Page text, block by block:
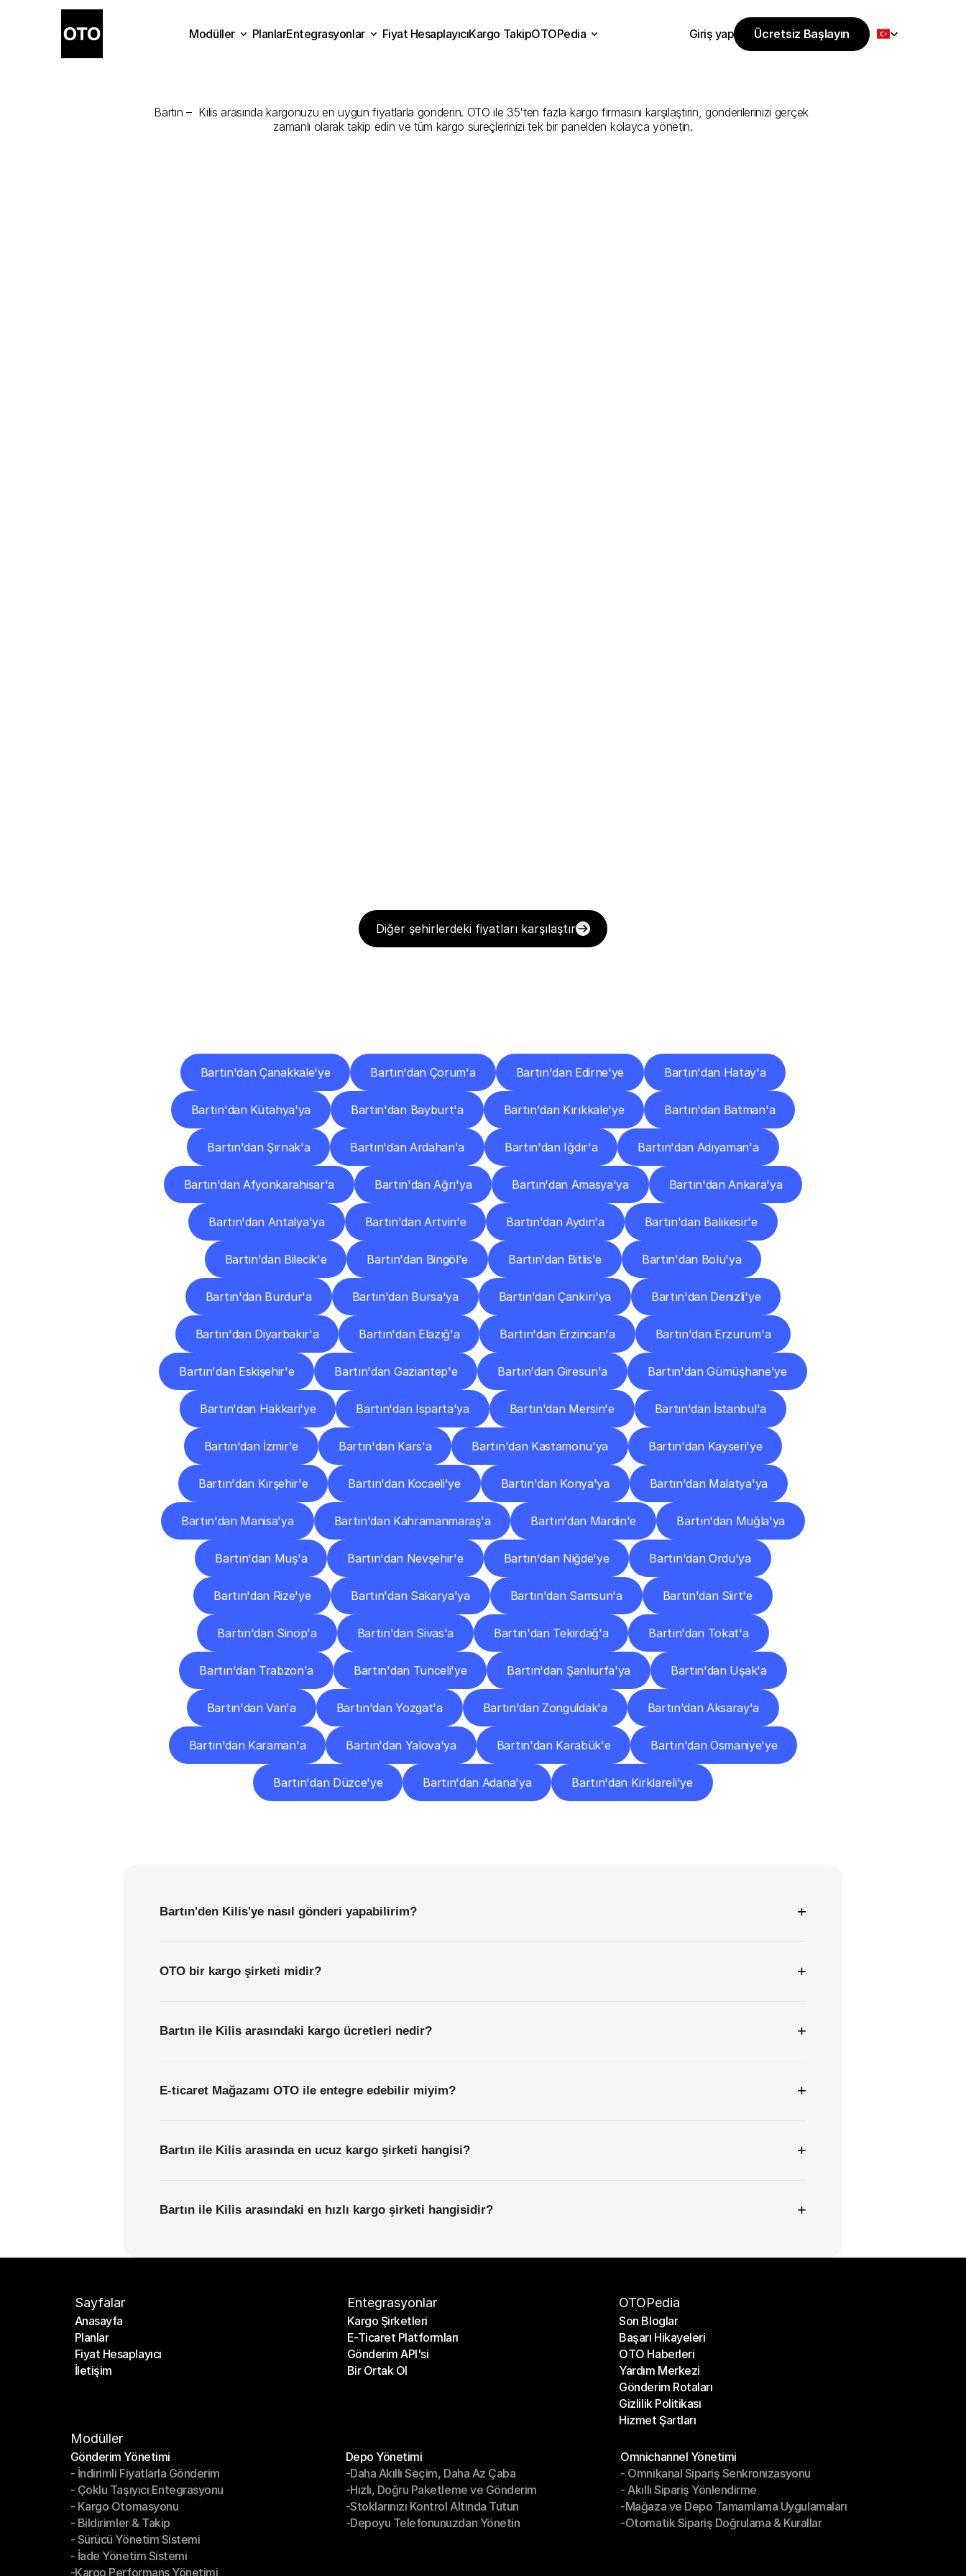
Enİyi
Bartın –  Kilis arasında kargonuzu en uygun fiyatlarla gönderin. OTO ile 35'ten fazla kargo firmasını karşılaştırın, gönderilerinizi gerçek
zamanlı olarak takip edin ve tüm kargo süreçlerinizi tek bir panelden kolayca yönetin.
Diğer şehirlerdeki fiyatları karşılaştır
Bartın'dan Çanakkale'ye Bartın'dan Çorum'a Bartın'dan Edirne'ye Bartın'dan Hatay'a
Bartın'dan Kütahya'ya Bartın'dan Bayburt'a Bartın'dan Kırıkkale'ye Bartın'dan Batman'a
Bartın'dan Şırnak'a Bartın'dan Ardahan'a Bartın'dan Iğdır'a Bartın'dan Adıyaman'a
Bartın'dan Afyonkarahisar'a Bartın'dan Ağrı'ya Bartın'dan Amasya'ya Bartın'dan Ankara'ya
Bartın'dan Antalya'ya Bartın'dan Artvin'e Bartın'dan Aydın'a Bartın'dan Balıkesir'e
Bartın'dan Bilecik'e Bartın'dan Bingöl'e Bartın'dan Bitlis'e Bartın'dan Bolu'ya
Bartın'dan Burdur'a Bartın'dan Bursa'ya Bartın'dan Çankırı'ya Bartın'dan Denizli'ye
Bartın'dan Diyarbakır'a Bartın'dan Elazığ'a Bartın'dan Erzincan'a Bartın'dan Erzurum'a
Bartın'dan Eskişehir'e Bartın'dan Gaziantep'e Bartın'dan Giresun'a Bartın'dan Gümüşhane'ye
Bartın'dan Hakkari'ye Bartın'dan Isparta'ya Bartın'dan Mersin'e Bartın'dan İstanbul'a
Bartın'dan İzmir'e Bartın'dan Kars'a Bartın'dan Kastamonu'ya Bartın'dan Kayseri'ye
Bartın'dan Kırşehir'e Bartın'dan Kocaeli'ye Bartın'dan Konya'ya Bartın'dan Malatya'ya
Bartın'dan Manisa'ya Bartın'dan Kahramanmaraş'a Bartın'dan Mardin'e Bartın'dan Muğla'ya
Bartın'dan Muş'a Bartın'dan Nevşehir'e Bartın'dan Niğde'ye Bartın'dan Ordu'ya
Bartın'dan Rize'ye Bartın'dan Sakarya'ya Bartın'dan Samsun'a Bartın'dan Siirt'e
Bartın'dan Sinop'a Bartın'dan Sivas'a Bartın'dan Tekirdağ'a Bartın'dan Tokat'a
Bartın'dan Trabzon'a Bartın'dan Tunceli'ye Bartın'dan Şanlıurfa'ya Bartın'dan Uşak'a
Bartın'dan Van'a Bartın'dan Yozgat'a Bartın'dan Zonguldak'a Bartın'dan Aksaray'a
Bartın'dan Karaman'a Bartın'dan Yalova'ya Bartın'dan Karabük'e Bartın'dan Osmaniye'ye
Bartın'dan Düzce'ye Bartın'dan Adana'ya Bartın'dan Kırklareli'ye
Bartın'den Kilis'ye nasıl gönderi yapabilirim? +
OTO bir kargo şirketi midir? +
Bartın ile Kilis arasındaki kargo ücretleri nedir? +
E-ticaret Mağazamı OTO ile entegre edebilir miyim? +
Bartın ile Kilis arasında en ucuz kargo şirketi hangisi? +
Bartın ile Kilis arasındaki en hızlı kargo şirketi hangisidir? +
Sayfalar
Anasayfa
Anasayfa
Planlar
Planlar
Fiyat Hesaplayıcı
Fiyat Hesaplayıcı
İletişim
Entegrasyonlar
Kargo Şirketleri
Kargo Şirketleri
E-Ticaret Platformları
E-Ticaret Platformları
Gönderim API'si
Gönderim API'si
Bir Ortak Ol
OTOPedia
Son Bloglar
Son Bloglar
Başarı Hikayeleri
Başarı Hikayeleri
OTO Haberleri
OTO Haberleri
Yardım Merkezi
Yardım Merkezi
Gönderim Rotaları
Gönderim Rotaları
Gizlilik Politikası
Gizlilik Politikası
Hizmet Şartları
Modüller
Gönderim Yönetimi
Gönderim Yönetimi
- İndirimli Fiyatlarla Gönderim
- İndirimli Fiyatlarla Gönderim
- Çoklu Taşıyıcı Entegrasyonu
- Çoklu Taşıyıcı Entegrasyonu
- Kargo Otomasyonu
- Kargo Otomasyonu
- Bildirimler & Takip
- Bildirimler & Takip
- Sürücü Yönetim Sistemi
- Sürücü Yönetim Sistemi
- İade Yönetim Sistemi
- İade Yönetim Sistemi
-Kargo Performans Yönetimi
Depo Yönetimi
Depo Yönetimi
-Daha Akıllı Seçim, Daha Az Çaba
-Daha Akıllı Seçim, Daha Az Çaba
-Hızlı, Doğru Paketleme ve Gönderim
-Hızlı, Doğru Paketleme ve Gönderim
-Stoklarınızı Kontrol Altında Tutun
-Stoklarınızı Kontrol Altında Tutun
-Depoyu Telefonunuzdan Yönetin
Omnichannel Yönetimi
Omnichannel Yönetimi
- Omnikanal Sipariş Senkronizasyonu
- Omnikanal Sipariş Senkronizasyonu
- Akıllı Sipariş Yönlendirme
- Akıllı Sipariş Yönlendirme
-Mağaza ve Depo Tamamlama Uygulamaları
-Mağaza ve Depo Tamamlama Uygulamaları
-Otomatik Sipariş Doğrulama & Kurallar
Modüller
PlanlarEntegrasyonlar
Fiyat HesaplayıcıKargo TakipOTOPedia
Giriş yap
Ücretsiz Başlayın
Ücretsiz Başlayın